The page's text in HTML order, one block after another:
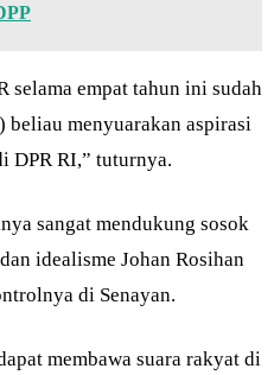
selama empat tahun ini sudah
menyuarakan aspirasi
DPR RI,” tuturnya.
sangat mendukung sosok
idealisme Johan Rosihan
di Senayan.
membawa suara rakyat di